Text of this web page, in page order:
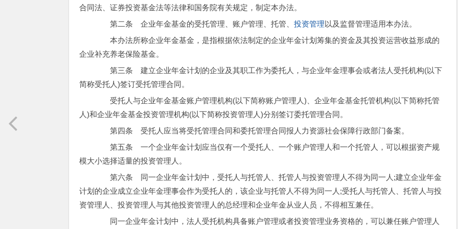
合同法、证券投资基金法等法律和国务院有关规定，制定本办法。
第二条 企业年金基金的受托管理、账户管理、托管、投资管理以及监督管理适用本办法。
本办法所称企业年金基金，是指根据依法制定的企业年金计划筹集的资金及其投资运营收益形成的
企业补充养老保险基金。
第三条 建立企业年金计划的企业及其职工作为委托人，与企业年金理事会或者法人受托机构(以下
简称受托人)签订受托管理合同。
受托人与企业年金基金账户管理机构(以下简称账户管理人)、企业年金基金托管机构(以下简称托管
人)和企业年金基金投资管理机构(以下简称投资管理人)分别签订委托管理合同。
第四条 受托人应当将受托管理合同和委托管理合同报人力资源社会保障行政部门备案。
第五条 一个企业年金计划应当仅有一个受托人、一个账户管理人和一个托管人，可以根据资产规
模大小选择适量的投资管理人。
第六条 同一企业年金计划中，受托人与托管人、托管人与投资管理人不得为同一人;建立企业年金
计划的企业成立企业年金理事会作为受托人的，该企业与托管人不得为同一人;受托人与托管人、托管人与投
资管理人、投资管理人与其他投资管理人的总经理和企业年金从业人员，不得相互兼任。
同一企业年金计划中，法人受托机构具备账户管理或者投资管理业务资格的，可以兼任账户管理人